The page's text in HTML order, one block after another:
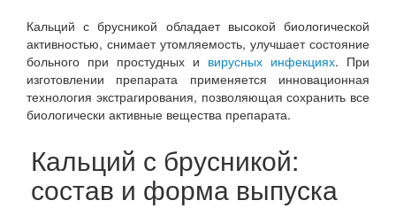
Кальций с брусникой обладает высокой биологической
активностью, снимает утомляемость, улучшает состояние
больного при простудных и вирусных инфекциях. При
изготовлении препарата применяется инновационная
технология экстрагирования, позволяющая сохранить все
биологически активные вещества препарата.
Кальций с брусникой:
состав и форма выпуска